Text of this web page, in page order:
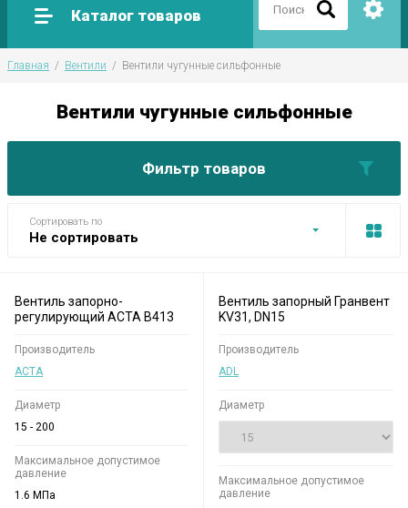
Каталог товаров
Главная
  /
Вентили
  /  Вентили чугунные сильфонные
Вентили чугунные сильфонные
Фильтр товаров
Сортировать по
Не сортировать
Вентиль запорно-
регулирующий АСТА B413
Производитель
АСТА
Диаметр
15 - 200
Максимальное допустимое
давление
1.6 МПа
Вентиль запорный Гранвент
KV31, DN15
Производитель
ADL
Диаметр
Максимальное допустимое
давление